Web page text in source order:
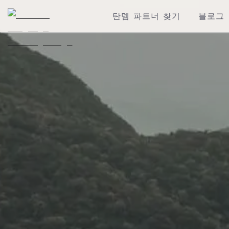
탄뎀 파트너 찾기 블로그